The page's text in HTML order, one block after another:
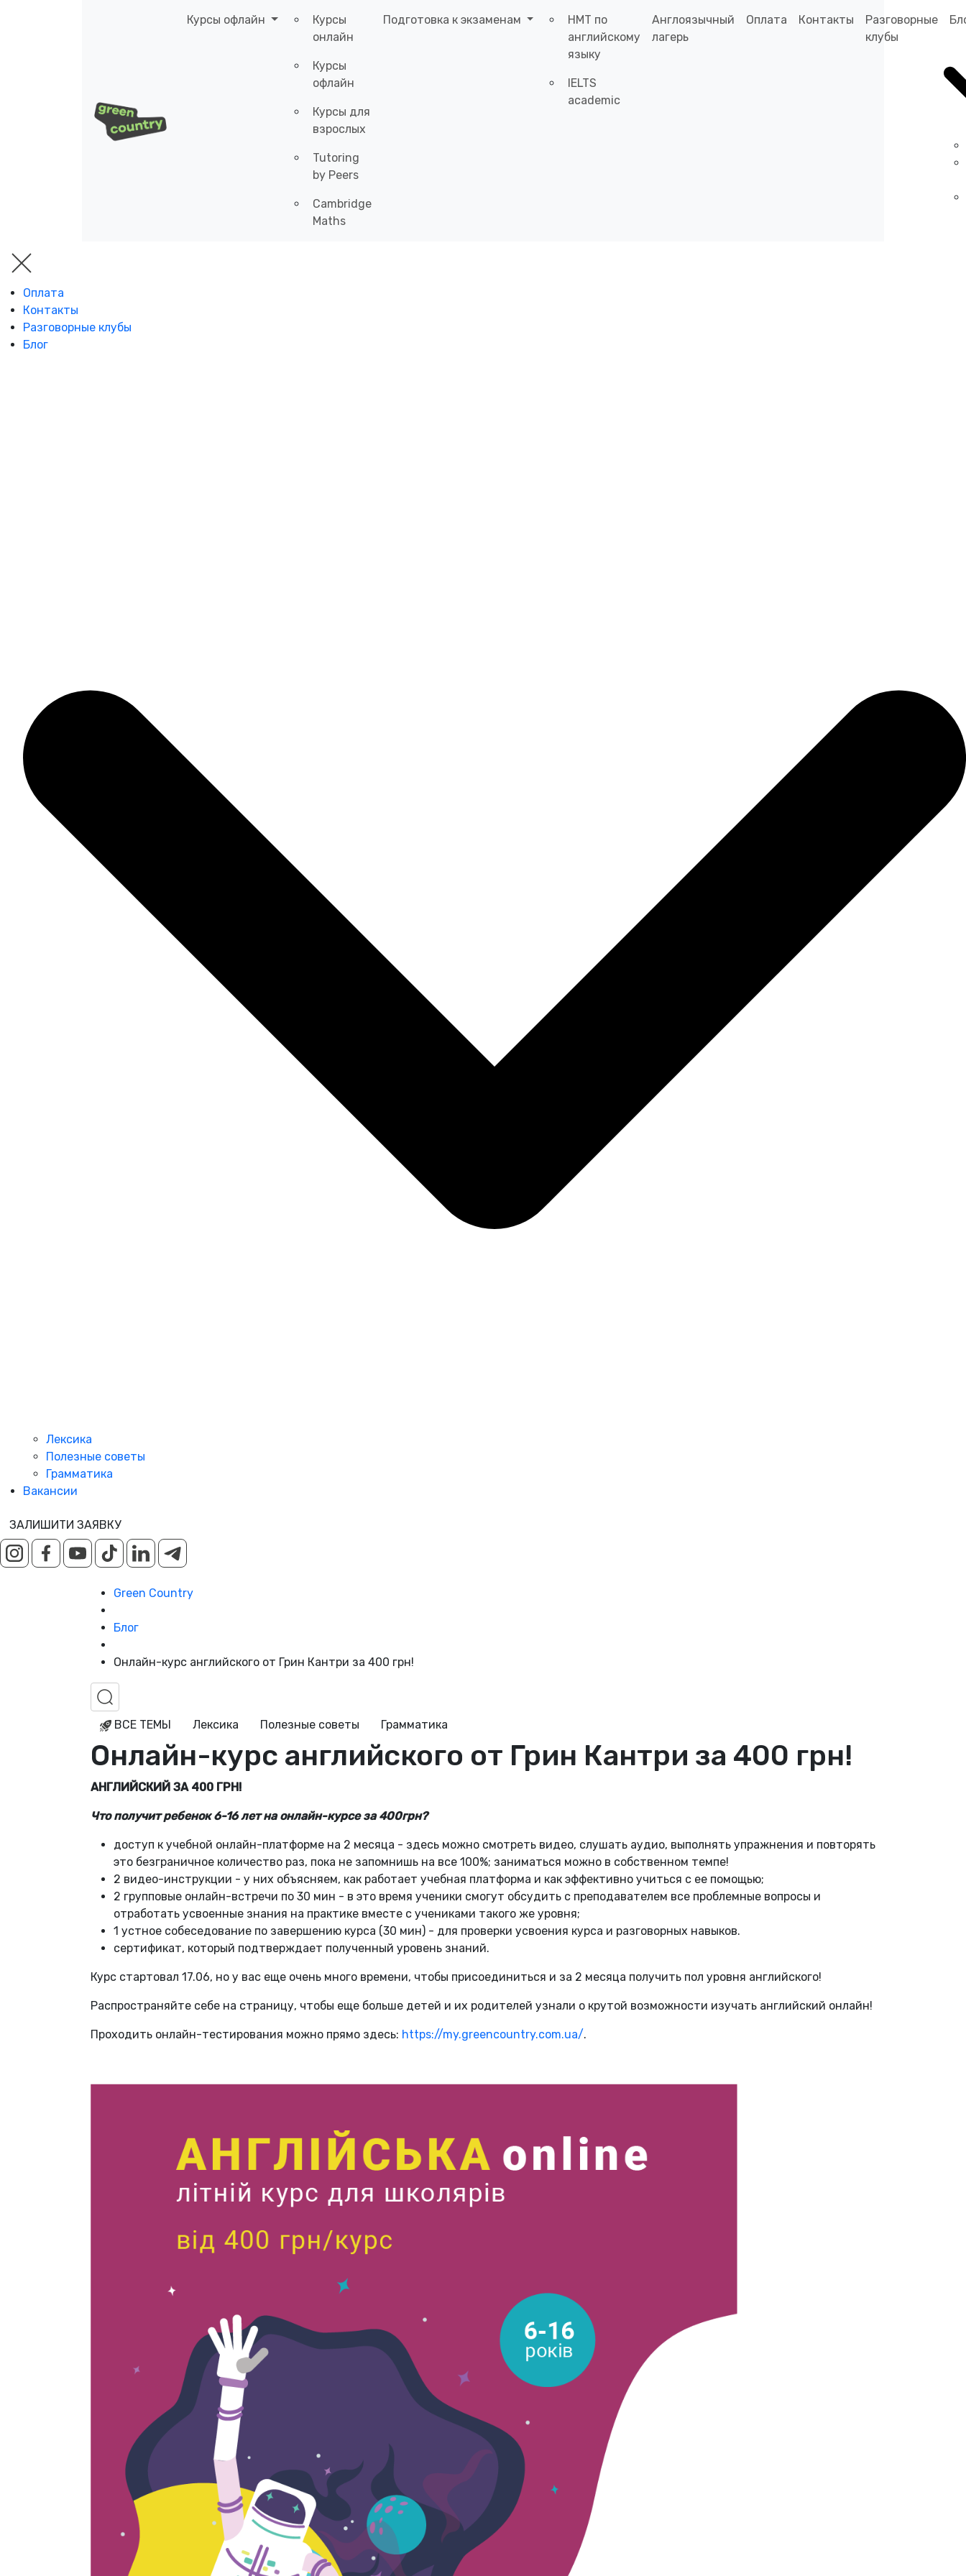
Курсы офлайн
Курсы
онлайн
Курсы
офлайн
Курсы для
взрослых
Tutoring
by Peers
Cambridge
Maths
Подготовка к экзаменам
НМТ по
английскому
языку
IELTS
academic
Англоязычный
лагерь
Оплата Контакты
Разговорные
клубы
Оплата
Контакты
Разговорные клубы
Блог
Лексика
Полезные советы
Грамматика
Вакансии
ЗАЛИШИТИ ЗАЯВКУ
Green Country
Блог
Онлайн-курс английского от Грин Кантри за 400 грн!
ВСЕ ТЕМЫ Лексика Полезные советы Грамматика
Онлайн-курс английского от Грин Кантри за 400 грн!
АНГЛИЙСКИЙ ЗА 400 ГРН!
Что получит ребенок 6-16 лет на онлайн-курсе за 400грн?
доступ к учебной онлайн-платформе на 2 месяца - здесь можно смотреть видео, слушать аудио, выполнять упражнения и повторять
это безграничное количество раз, пока не запомнишь на все 100%; заниматься можно в собственном темпе!
2 видео-инструкции - у них объясняем, как работает учебная платформа и как эффективно учиться с ее помощью;
2 групповые онлайн-встречи по 30 мин - в это время ученики смогут обсудить с преподавателем все проблемные вопросы и
отработать усвоенные знания на практике вместе с учениками такого же уровня;
1 устное собеседование по завершению курса (30 мин) - для проверки усвоения курса и разговорных навыков.
сертификат, который подтверждает полученный уровень знаний.
Курс стартовал 17.06, но у вас еще очень много времени, чтобы присоединиться и за 2 месяца получить пол уровня английского!
Распространяйте себе на страницу, чтобы еще больше детей и их родителей узнали о крутой возможности изучать английский онлайн!
Проходить онлайн-тестирования можно прямо здесь: https://my.greencountry.com.ua/.